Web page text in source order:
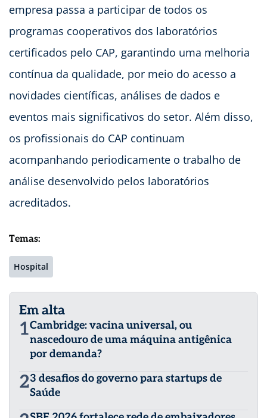
empresa passa a participar de todos os
programas cooperativos dos laboratórios
certificados pelo CAP, garantindo uma melhoria
contínua da qualidade, por meio do acesso a
novidades científicas, análises de dados e
eventos mais significativos do setor. Além disso,
os profissionais do CAP continuam
acompanhando periodicamente o trabalho de
análise desenvolvido pelos laboratórios
acreditados.
Temas:
Hospital
Em alta
1Cambridge: vacina universal, ou
nascedouro de uma máquina antigênica
por demanda?
23 desafios do governo para startups de
Saúde